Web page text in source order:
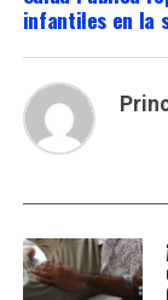
infantiles en la